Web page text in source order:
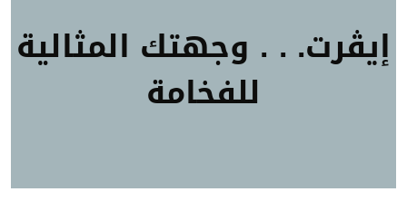
إيڤرت. . . وجهتك المثالية
للفخامة